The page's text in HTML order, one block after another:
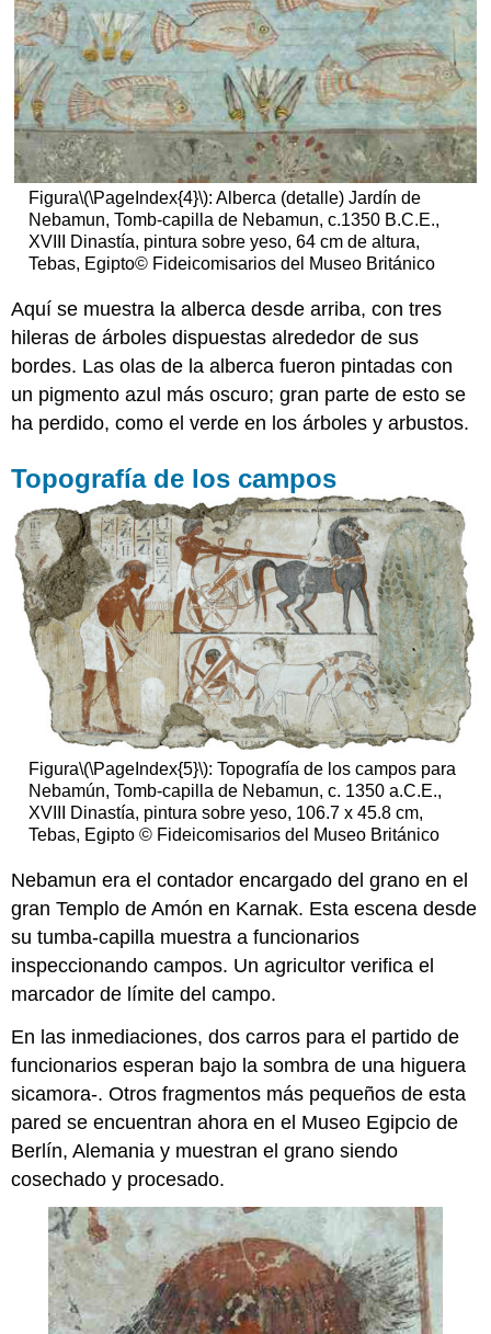
Figura\(\PageIndex{4}\): Alberca (detalle) Jardín de
Nebamun, Tomb-capilla de Nebamun, c.1350 B.C.E.,
XVIII Dinastía, pintura sobre yeso, 64 cm de altura,
Tebas, Egipto© Fideicomisarios del Museo Británico
Aquí se muestra la alberca desde arriba, con tres
hileras de árboles dispuestas alrededor de sus
bordes. Las olas de la alberca fueron pintadas con
un pigmento azul más oscuro; gran parte de esto se
ha perdido, como el verde en los árboles y arbustos.
Topografía de los campos
Figura\(\PageIndex{5}\): Topografía de los campos para
Nebamún, Tomb-capilla de Nebamun, c. 1350 a.C.E.,
XVIII Dinastía, pintura sobre yeso, 106.7 x 45.8 cm,
Tebas, Egipto © Fideicomisarios del Museo Británico
Nebamun era el contador encargado del grano en el
gran Templo de Amón en Karnak. Esta escena desde
su tumba-capilla muestra a funcionarios
inspeccionando campos. Un agricultor verifica el
marcador de límite del campo.
En las inmediaciones, dos carros para el partido de
funcionarios esperan bajo la sombra de una higuera
sicamora-. Otros fragmentos más pequeños de esta
pared se encuentran ahora en el Museo Egipcio de
Berlín, Alemania y muestran el grano siendo
cosechado y procesado.